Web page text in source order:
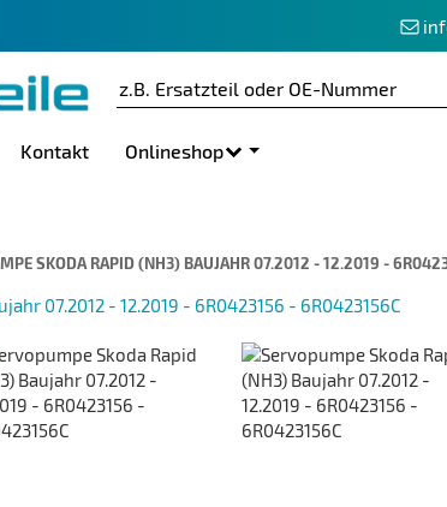
Kontakt Onlineshop
SKODA RAPID (NH3) BAUJAHR 07.2012 - 12.2019 -